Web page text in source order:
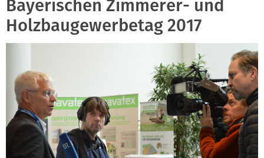
Bayerischen Zimmerer- und
Holzbaugewerbetag 2017